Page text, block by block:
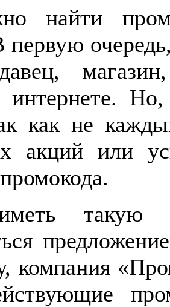
найти
первую
интернете.
как не
акций или
такую
компания